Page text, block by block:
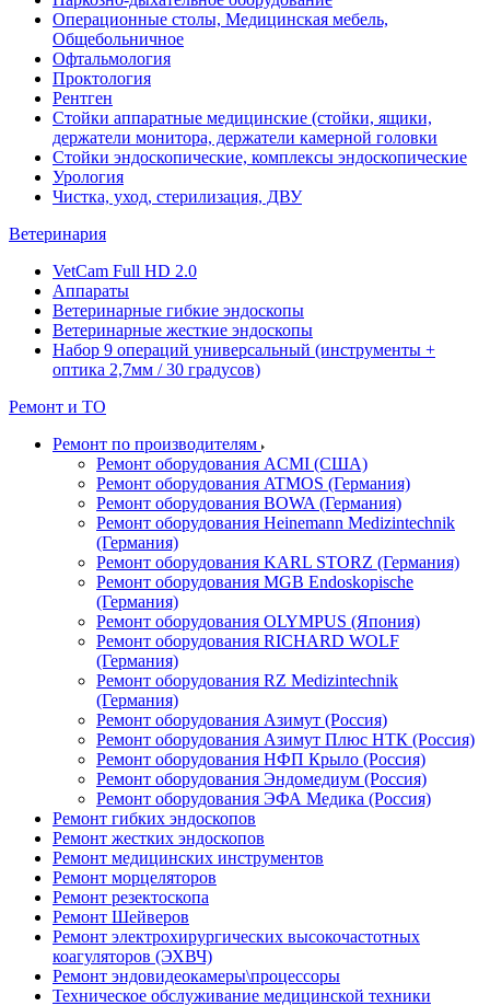
Операционные столы, Медицинская мебель,
Общебольничное
Офтальмология
Проктология
Рентген
Стойки аппаратные медицинские (стойки, ящики,
держатели монитора, держатели камерной головки
Стойки эндоскопические, комплексы эндоскопические
Урология
Чистка, уход, стерилизация, ДВУ
Ветеринария
VetCam Full HD 2.0
Аппараты
Ветеринарные гибкие эндоскопы
Ветеринарные жесткие эндоскопы
Набор 9 операций универсальный (инструменты +
оптика 2,7мм / 30 градусов)
Ремонт и ТО
Ремонт по производителям
Ремонт оборудования ACMI (США)
Ремонт оборудования ATMOS (Германия)
Ремонт оборудования BOWA (Германия)
Ремонт оборудования Heinemann Medizintechnik
(Германия)
Ремонт оборудования KARL STORZ (Германия)
Ремонт оборудования MGB Endoskopische
(Германия)
Ремонт оборудования OLYMPUS (Япония)
Ремонт оборудования RICHARD WOLF
(Германия)
Ремонт оборудования RZ Medizintechnik
(Германия)
Ремонт оборудования Азимут (Россия)
Ремонт оборудования Азимут Плюс НТК (Россия)
Ремонт оборудования НФП Крыло (Россия)
Ремонт оборудования Эндомедиум (Россия)
Ремонт оборудования ЭФА Медика (Россия)
Ремонт гибких эндоскопов
Ремонт жестких эндоскопов
Ремонт медицинских инструментов
Ремонт морцеляторов
Ремонт резектоскопа
Ремонт Шейверов
Ремонт электрохирургических высокочастотных
коагуляторов (ЭХВЧ)
Ремонт эндовидеокамеры\процессоры
Техническое обслуживание медицинской техники